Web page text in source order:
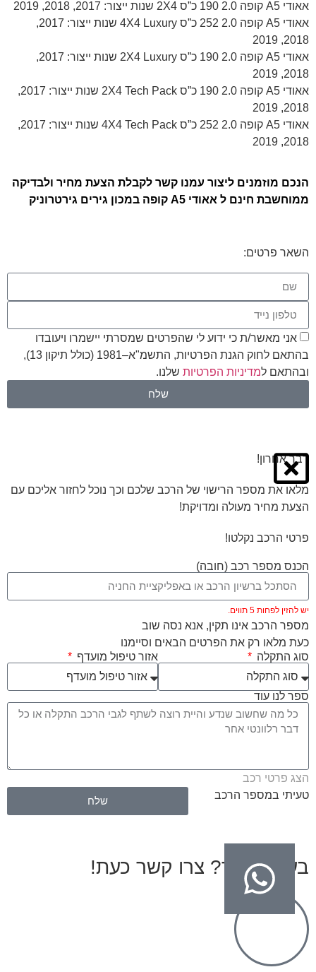
אאודי A5 קופה 2.0 190 כ”ס 2X4 שנות ייצור: 2017, 2018, 2019
אאודי A5 קופה 2.0 252 כ”ס 4X4 Luxury שנות ייצור: 2017,
2018, 2019
אאודי A5 קופה 2.0 190 כ”ס 2X4 Luxury שנות ייצור: 2017,
2018, 2019
אאודי A5 קופה 2.0 190 כ”ס 2X4 Tech Pack שנות ייצור: 2017,
2018, 2019
אאודי A5 קופה 2.0 252 כ”ס 4X4 Tech Pack שנות ייצור: 2017,
2018, 2019
הנכם מוזמנים ליצור עמנו קשר לקבלת הצעת מחיר ולבדיקה
ממוחשבת חינם ל אאודי A5 קופה במכון גירים גירטרוניק
השאר פרטים:
אני מאשר/ת כי ידוע לי שהפרטים שמסרתי יישמרו ויעובדו
בהתאם לחוק הגנת הפרטיות, התשמ"א–1981 (כולל תיקון 13),
ובהתאם ל מדיניות הפרטיותשלנו.
שלח
דבר אחרון!
מלאו את מספר הרישוי של הרכב שלכם וכך נוכל לחזור אליכם עם
הצעת מחיר מעולה ומדויקת!
פרטי הרכב נקלטו!
הכנס מספר רכב (חובה)
יש להזין לפחות 5 תווים.
מספר הרכב אינו תקין, אנא נסה שוב
כעת מלאו רק את הפרטים הבאים וסיימנו
סוג התקלה
אזור טיפול מועדף
ספר לנו עוד
הצג פרטי רכב
טעיתי במספר הרכב
שלח
בעיות בגיר? צרו קשר כעת!